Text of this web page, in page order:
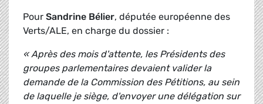
Pour Sandrine Bélier, députée européenne des
Verts/ALE, en charge du dossier :
« Après des mois d'attente, les Présidents des
groupes parlementaires devaient valider la
demande de la Commission des Pétitions, au sein
de laquelle je siège, d'envoyer une délégation sur